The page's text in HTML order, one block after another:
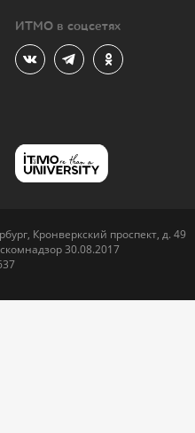
ИТМО в соцсетях
Кронверкский проспект, д. 49
30.08.2017